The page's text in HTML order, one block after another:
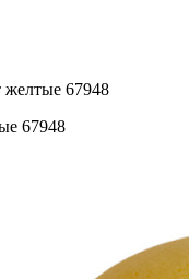
67948
67948